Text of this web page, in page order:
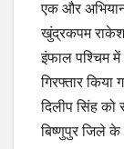
एक और
खुंद्रकपम राकेश
इंफाल पश्चिम
गिरफ्तार किया
दिलीप सिंह
बिष्णुपुर जिले के